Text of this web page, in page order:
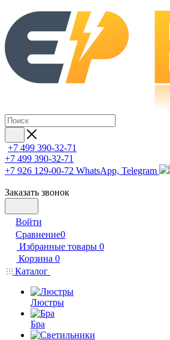
+7 499 390-32-71
+7 499 390-32-71
+7 926 129-00-72 WhatsApp, Telegram
Заказать звонок
Войти
Сравнение0
Избранные товары 0
Корзина 0
Каталог
Люстры
Бра